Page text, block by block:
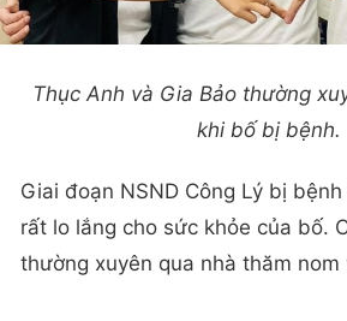
Thục Anh và Gia Bảo thường
khi bố bị bệnh.
Giai đoạn NSND Công Lý bị
rất lo lắng cho sức khỏe của bố.
thường xuyên qua nhà thăm